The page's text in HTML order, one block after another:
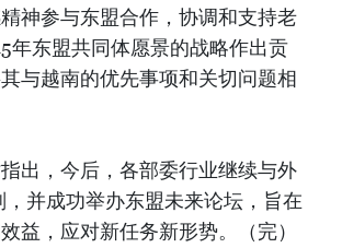
神参与东盟合作，协调和支持老
年东盟共同体愿景的战略作出贡
与越南的优先事项和关切问题相
出，今后，各部委行业继续与外
并成功举办东盟未来论坛，旨在
益，应对新任务新形势。（完）